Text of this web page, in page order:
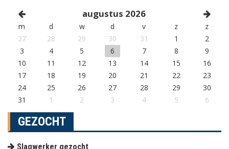
augustus 2026
m d w d v z
z
27
28 29 30 31 1
2
3
4 5 6 7 8
9
10
11 12 13 14 15
16
17
18 19 20 21 22
23
24
25 26 27 28 29
30
31
1 2 3 4 5 6
GEZOCHT
Slagwerker gezocht